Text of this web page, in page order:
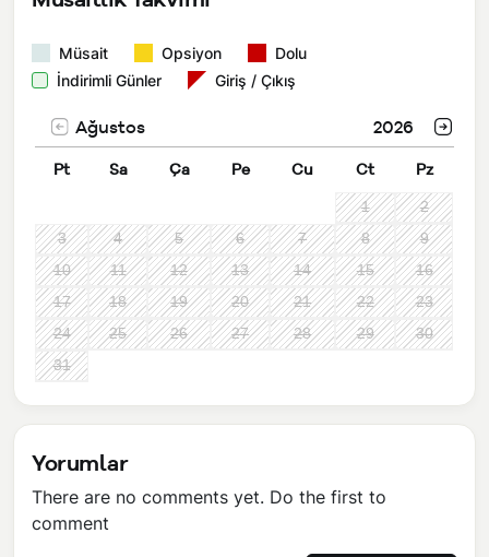
Müsait Opsiyon
Dolu
İndirimli Günler
Giriş / Çıkış
Ağustos 2026
Pt Sa Ça Pe Cu Ct Pz
1
2
3
4 5 6 7 8
9
10
11 12 13 14 15
16
17
18 19 20 21 22
23
24
25 26 27 28 29
30
31
Yorumlar
There are no comments yet. Do the first to
comment